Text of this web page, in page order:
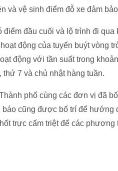
và vệ sinh điểm đỗ xe đảm
đầu cuối và lộ trình đi
động của tuyến buýt vòng
động với tần suất trong
7 và chủ nhật hàng tuần.
phố cùng các đơn vị đã
cũng được bố trí để hướng
trực cấm triệt để các